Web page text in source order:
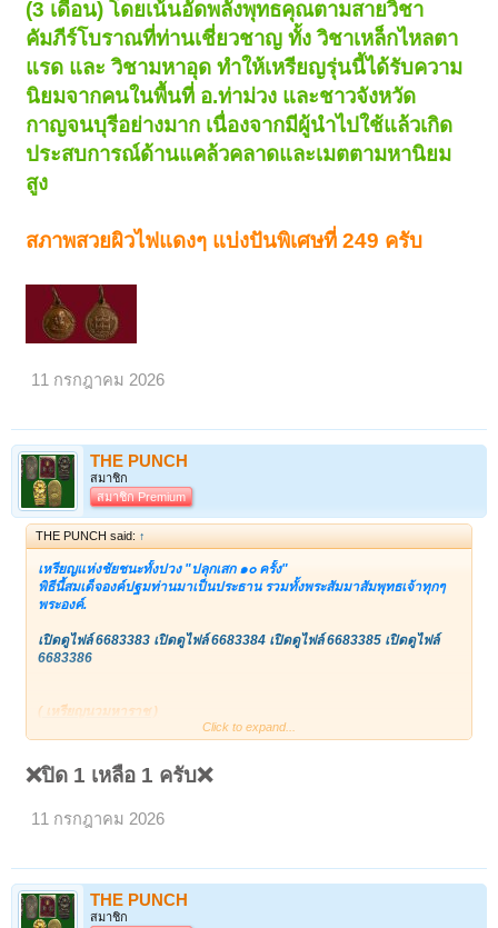
(3 เดือน) โดยเน้นอัดพลังพุทธคุณตามสายวิชา
คัมภีร์โบราณที่ท่านเชี่ยวชาญ ทั้ง วิชาเหล็กไหลตา
แรด และ วิชามหาอุด ทำให้เหรียญรุ่นนี้ได้รับความ
นิยมจากคนในพื้นที่ อ.ท่าม่วง และชาวจังหวัด
กาญจนบุรีอย่างมาก เนื่องจากมีผู้นำไปใช้แล้วเกิด
ประสบการณ์ด้านแคล้วคลาดและเมตตามหานิยม
สูง
สภาพสวยผิวไฟแดงๆ แบ่งปันพิเศษที่ 249 ครับ
11 กรกฎาคม 2026
THE PUNCH
สมาชิก
สมาชิก Premium
THE PUNCH said: ↑
เหรียญแห่งชัยชนะทั้งปวง "ปลุกเสก ๑๐ ครั้ง"
พิธีนี้‎สมเด็จองค์ปฐมท่านมาเป็นประธาน รวมทั้งพระสัมมาสัมพุทธเจ้าทุกๆ
พระองค์.
เปิดดูไฟล์ 6683383 เปิดดูไฟล์ 6683384 เปิดดูไฟล์ 6683385 เปิดดูไฟล์
6683386
( เหรียญนวมหาราช )
‎หลวงพ่อฤาษี ปลุกเสก ปี ๒๕๓๐
‎***#รายละเอียด
พุทธเจ้า ทุกๆพระองค์ พระปัจเจกพุทธเจ้าทุกๆพระองค์ พระอรหันมาหมดทั้ง
‎9 มหาราช ที่มีอยู่ในเหรียญนี้ เป็นผู้ที่มีแต่ชัยชนะทั้งนั้น ไม่เคยมีคำว่าแพ้
แม้แต่ครั้งเดียว
Click to expand...
❌ปิด 1 เหลือ 1 ครับ❌
11 กรกฎาคม 2026
THE PUNCH
สมาชิก